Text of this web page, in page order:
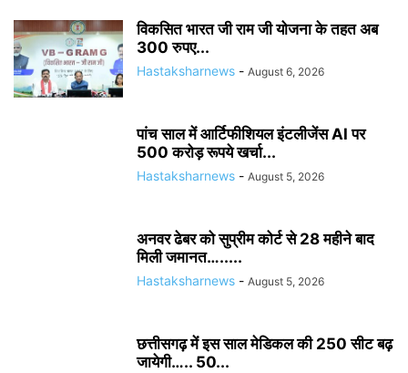
विकसित भारत जी राम जी योजना के तहत अब
300 रुपए...
Hastaksharnews - August 6, 2026
पांच साल में आर्टिफीशियल इंटलीजेंस AI पर
500 करोड़ रूपये खर्चा...
Hastaksharnews - August 5, 2026
अनवर ढेबर को सुप्रीम कोर्ट से 28 महीने बाद
मिली जमानत….....
Hastaksharnews - August 5, 2026
छत्तीसगढ़ में इस साल मेडिकल की 250 सीट बढ़
जायेगी….. 50...